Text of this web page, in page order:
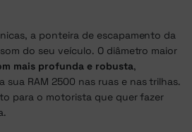
a ponteira de escapamento da
do seu veículo. O diâmetro maior
mais profunda e robusta,
sua RAM 2500 nas ruas e nas trilhas.
para o motorista que quer fazer